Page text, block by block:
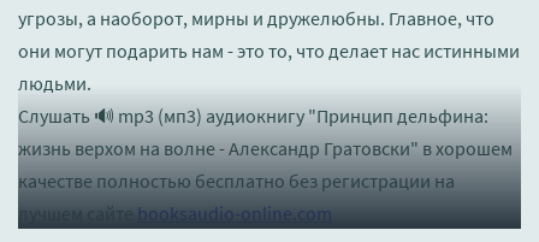
угрозы, а наоборот, мирны и дружелюбны. Главное, что
они могут подарить нам - это то, что делает нас истинными
людьми.
Слушать 🔊 mp3 (мп3) аудиокнигу "Принцип дельфина:
жизнь верхом на волне - Александр Гратовски" в хорошем
качестве полностью бесплатно без регистрации на
лучшем сайте booksaudio-online.com